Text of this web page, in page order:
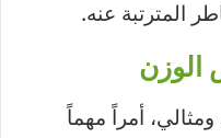
المترتبة عنه.
أمراً مهماً